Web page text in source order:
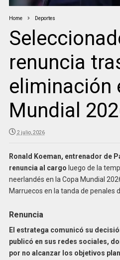
Home Deportes
renuncia
eliminación
Mundial
2 julio, 2026
Ronald Koeman, entrenador de
renuncia al cargo luego de la
neerlandés en la Copa Mundial
Marruecos en la tanda de penales
Renuncia
El estratega comunicó su
publicó en sus redes sociales,
por no alcanzar los objetivos